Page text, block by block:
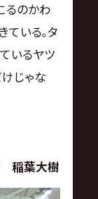
るのかわ
ている｡タ
いるヤツ
じゃな
稲葉大樹